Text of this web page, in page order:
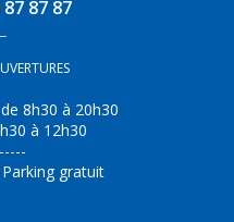
87 87
8h30 à 20h30
à 12h30
gratuit